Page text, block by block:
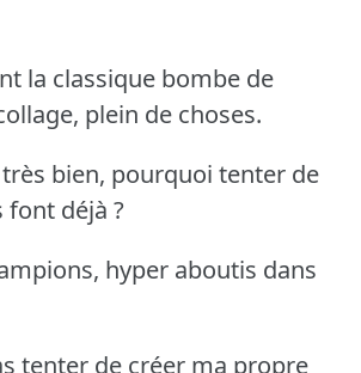
la classique bombe de
plein de choses.
bien, pourquoi tenter de
font déjà ?
hyper aboutis dans
tenter de créer ma propre